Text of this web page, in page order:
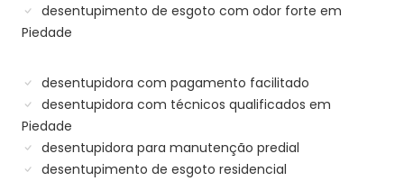
desentupimento de esgoto com odor forte em
Piedade
desentupidora com pagamento facilitado
desentupidora com técnicos qualificados em
Piedade
desentupidora para manutenção predial
desentupimento de esgoto residencial